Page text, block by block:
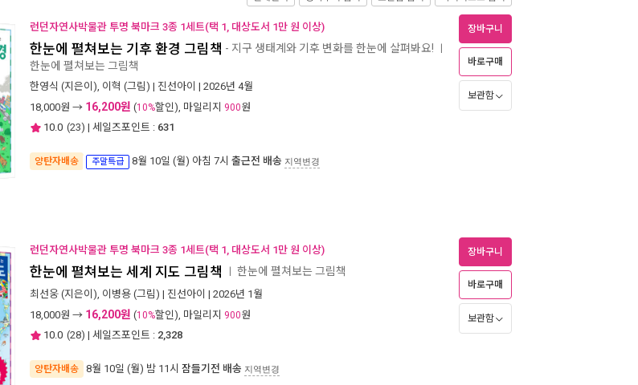
런던자연사박물관 투명 북마크 3종 1세트(택 1, 대상도서 1만 원 이상)
한눈에 펼쳐보는 기후 환경 그림책 - 지구 생태계와 기후 변화를 한눈에 살펴봐요!
한눈에 펼쳐보는 그림책
한영식 (지은이), 이혁 (그림) | 진선아이 | 2026년 4월
18,000원 → 16,200원 (10%할인), 마일리지 900원
10.0 (23) | 세일즈포인트 : 631
양탄자배송 주말특급 8월 10일 (월) 아침 7시 출근전 배송 지역변경
장바구니
바로구매
보관함
런던자연사박물관 투명 북마크 3종 1세트(택 1, 대상도서 1만 원 이상)
한눈에 펼쳐보는 세계 지도 그림책 한눈에 펼쳐보는 그림책
최선웅 (지은이), 이병용 (그림) | 진선아이 | 2026년 1월
18,000원 → 16,200원 (10%할인), 마일리지 900원
10.0 (28) | 세일즈포인트 : 2,328
양탄자배송 8월 10일 (월) 밤 11시 잠들기전 배송 지역변경
장바구니
바로구매
보관함